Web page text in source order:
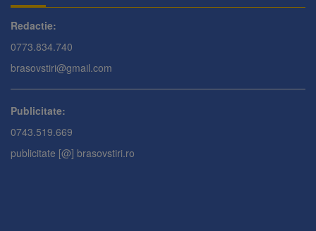
Redactie:
0773.834.740
brasovstiri@gmail.com
Publicitate:
0743.519.669
publicitate [@] brasovstiri.ro